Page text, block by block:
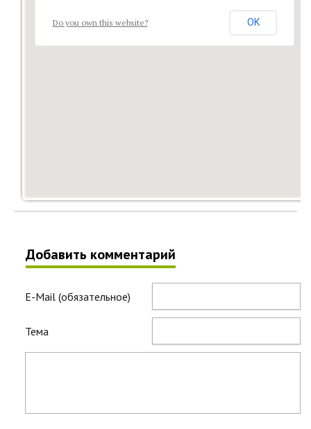
Do you own this website? OK
Добавить комментарий
E-Mail (обязательное)
Тема